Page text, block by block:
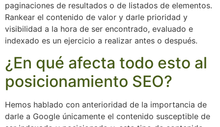
paginaciones de resultados o de listados de elementos.
Rankear el contenido de valor y darle prioridad y
visibilidad a la hora de ser encontrado, evaluado e
indexado es un ejercicio a realizar antes o después.
¿En qué afecta todo esto al
posicionamiento SEO?
Hemos hablado con anterioridad de la importancia de
darle a Google únicamente el contenido susceptible de